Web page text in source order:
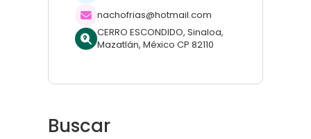
nachofrias@hotmail.com
CERRO ESCONDIDO, Sinaloa,
Mazatlán, México CP 82110
Buscar